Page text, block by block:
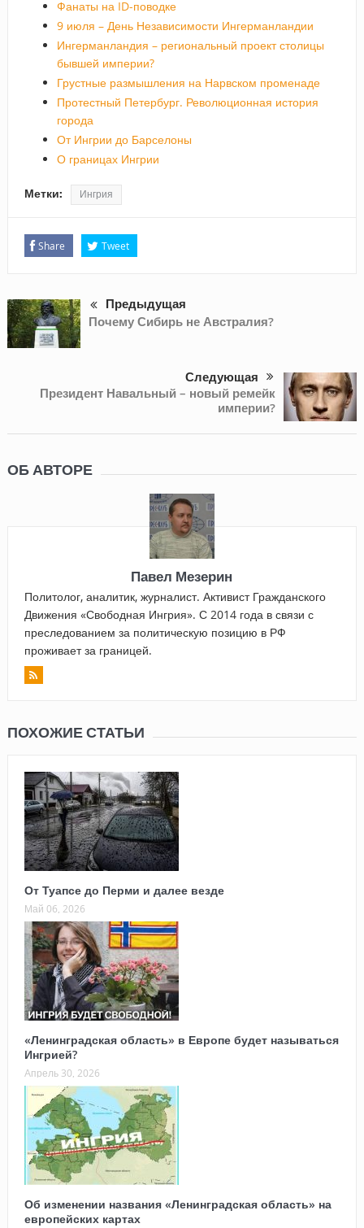
Фанаты на ID-поводке
9 июля – День Независимости Ингерманландии
Ингерманландия – региональный проект столицы
бывшей империи?
Грустные размышления на Нарвском променаде
Протестный Петербург. Революционная история
города
От Ингрии до Барселоны
О границах Ингрии
Метки: Ингрия
Share Tweet
Предыдущая
Почему Сибирь не Австралия?
Следующая
Президент Навальный – новый ремейк
империи?
ОБ АВТОРЕ
Павел Мезерин
Политолог, аналитик, журналист. Активист Гражданского
Движения «Свободная Ингрия». С 2014 года в связи с
преследованием за политическую позицию в РФ
проживает за границей.
ПОХОЖИЕ СТАТЬИ
От Туапсе до Перми и далее везде
Май 06, 2026
«Ленинградская область» в Европе будет называться
Ингрией?
Апрель 30, 2026
Об изменении названия «Ленинградская область» на
европейских картах